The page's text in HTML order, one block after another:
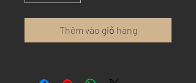
Thêm vào giỏ hàng